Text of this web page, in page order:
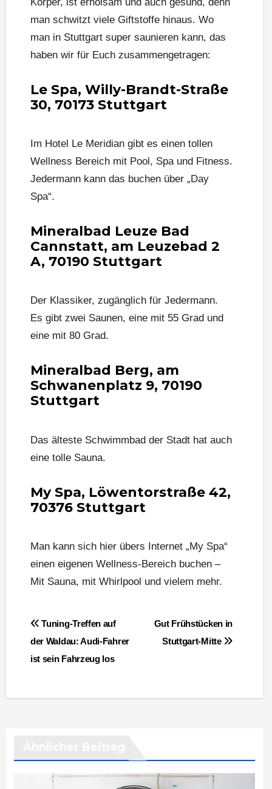
man schwitzt viele Giftstoffe hinaus. Wo
man in Stuttgart super saunieren kann, das
haben wir für Euch zusammengetragen:
Le Spa, Willy-Brandt-Straße
30, 70173 Stuttgart
Im Hotel Le Meridian gibt es einen tollen
Wellness Bereich mit Pool, Spa und Fitness.
Jedermann kann das buchen über „Day
Spa“.
Mineralbad Leuze Bad
Cannstatt, am Leuzebad 2
A, 70190 Stuttgart
Der Klassiker, zugänglich für Jedermann.
Es gibt zwei Saunen, eine mit 55 Grad und
eine mit 80 Grad.
Mineralbad Berg, am
Schwanenplatz 9, 70190
Stuttgart
Das älteste Schwimmbad der Stadt hat auch
eine tolle Sauna.
My Spa, Löwentorstraße 42,
70376 Stuttgart
Man kann sich hier übers Internet „My Spa“
einen eigenen Wellness-Bereich buchen –
Mit Sauna, mit Whirlpool und vielem mehr.
BeitragsnavigationGut Frühstücken in
Stuttgart-Mitte
Tuning-Treffen auf
der Waldau: Audi-Fahrer
ist sein Fahrzeug los